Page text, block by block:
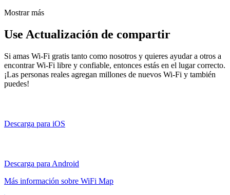
Mostrar más
Use Actualización de compartir
Si amas Wi-Fi gratis tanto como nosotros y quieres ayudar a otros a
encontrar Wi-Fi libre y confiable, entonces estás en el lugar correcto.
¡Las personas reales agregan millones de nuevos Wi-Fi y también
puedes!
Descarga para iOS
Descarga para Android
Más información sobre WiFi Map